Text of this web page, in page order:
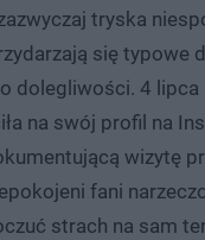
tryska
się typowe
dolegliwości. 4 lipca
na swój profil na
wizytę
fani
strach na sam